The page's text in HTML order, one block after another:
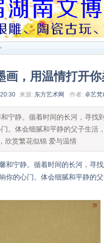
画，用温情打开
来源: 东方艺术网 作者: 卓艺梵
宁静。循着时间的长河，寻找
。体会细腻和平静的父子生活
欣赏繁花似锦 爱与温情
宁静。循着时间的长河，寻找
的心门。体会细腻和平静的父